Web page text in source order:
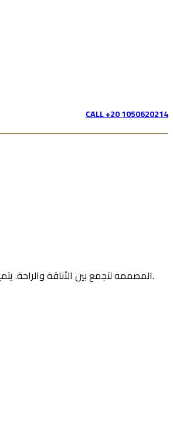
CALL +20 1050620214
استعدي للظهور بإطلالة ساحرة مع منتجات “Dotorea”، المصممه لتجمع بين الأناقة والراحة. يتميز هذا الجاكيت بقصته العصرية التي تعزز أنوثتك، وخامته الفاخرة التي تمنحك إحساسًا رائعًا بالراحة طوال اليوم.